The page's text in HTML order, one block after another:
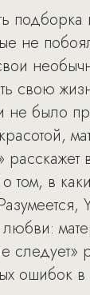
не
свою
не было
расскажет
том, в
любви:
следует»
ошибок